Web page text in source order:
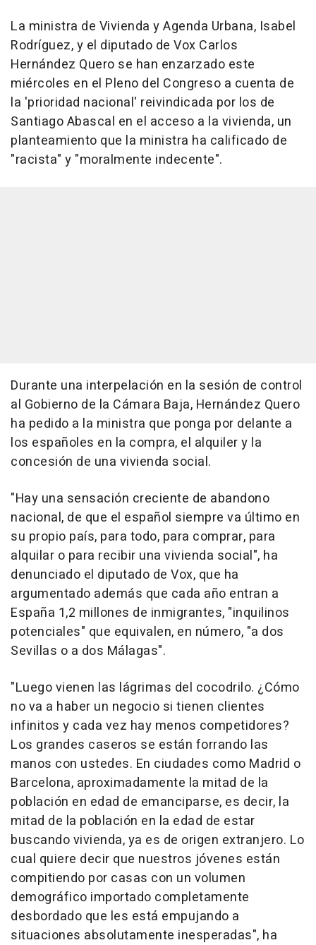
La ministra de Vivienda y Agenda Urbana, Isabel
Rodríguez, y el diputado de Vox Carlos
Hernández Quero se han enzarzado este
miércoles en el Pleno del Congreso a cuenta de
la 'prioridad nacional' reivindicada por los de
Santiago Abascal en el acceso a la vivienda, un
planteamiento que la ministra ha calificado de
"racista" y "moralmente indecente".
Durante una interpelación en la sesión de control
al Gobierno de la Cámara Baja, Hernández Quero
ha pedido a la ministra que ponga por delante a
los españoles en la compra, el alquiler y la
concesión de una vivienda social.
"Hay una sensación creciente de abandono
nacional, de que el español siempre va último en
su propio país, para todo, para comprar, para
alquilar o para recibir una vivienda social", ha
denunciado el diputado de Vox, que ha
argumentado además que cada año entran a
España 1,2 millones de inmigrantes, "inquilinos
potenciales" que equivalen, en número, "a dos
Sevillas o a dos Málagas".
"Luego vienen las lágrimas del cocodrilo. ¿Cómo
no va a haber un negocio si tienen clientes
infinitos y cada vez hay menos competidores?
Los grandes caseros se están forrando las
manos con ustedes. En ciudades como Madrid o
Barcelona, aproximadamente la mitad de la
población en edad de emanciparse, es decir, la
mitad de la población en la edad de estar
buscando vivienda, ya es de origen extranjero. Lo
cual quiere decir que nuestros jóvenes están
compitiendo por casas con un volumen
demográfico importado completamente
desbordado que les está empujando a
situaciones absolutamente inesperadas", ha